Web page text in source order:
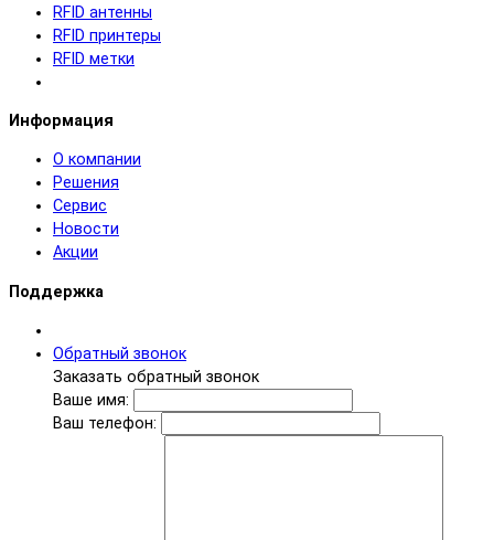
RFID антенны
RFID принтеры
RFID метки
Информация
О компании
Решения
Сервис
Новости
Акции
Поддержка
Обратный звонок
Заказать обратный звонок
Ваше имя:
Ваш телефон: